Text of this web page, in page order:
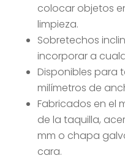
colocar objetos
limpieza.
Sobretechos
incorporar a
Disponibles para
milímetros de
Fabricados en el
de la taquilla,
mm o chapa
cara.